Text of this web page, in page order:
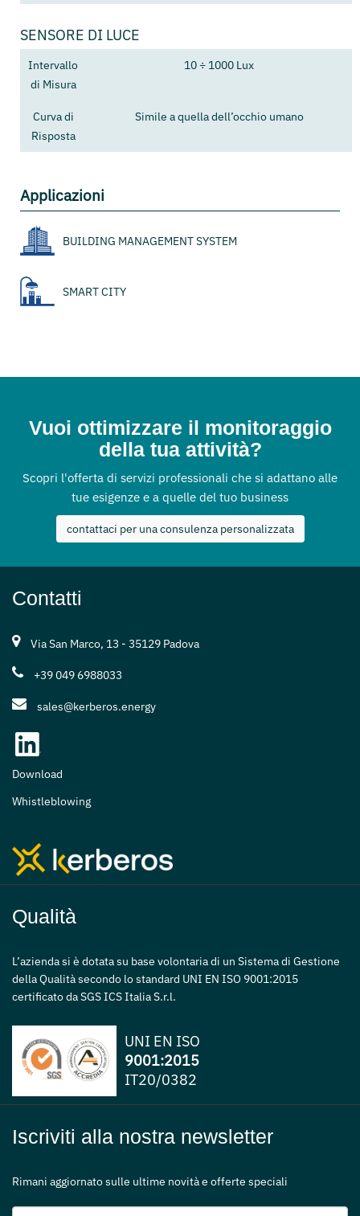
SENSORE DI LUCE
Intervallo
di Misura
10 ÷ 1000 Lux
Curva di
Risposta
Simile a quella dell’occhio umano
Applicazioni
BUILDING MANAGEMENT SYSTEM
SMART CITY
Vuoi ottimizzare il monitoraggio
della tua attività?
Scopri l'offerta di servizi professionali che si adattano alle
tue esigenze e a quelle del tuo business
contattaci per una consulenza personalizzata
Contatti
Via San Marco, 13 - 35129 Padova
+39 049 6988033
sales@kerberos.energy
Download
Whistleblowing
Qualità
L’azienda si è dotata su base volontaria di un Sistema di Gestione
della Qualità secondo lo standard UNI EN ISO 9001:2015
certificato da SGS ICS Italia S.r.l.
UNI EN ISO
9001:2015
IT20/0382
Iscriviti alla nostra newsletter
Rimani aggiornato sulle ultime novità e offerte speciali